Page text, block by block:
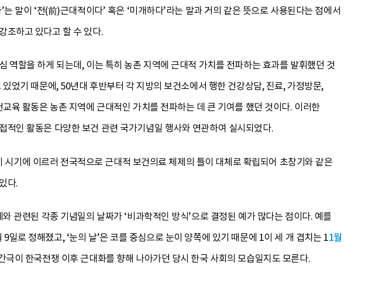
말이 ‘전(前)근대적이다’ 혹은 ‘미개하다’라는 말과 거의 같은 뜻으로 사용된다는 점에서
조하고 있다고 할 수 있다.
역할을 하게 되는데, 이는 특히 농촌 지역에 근대적 가치를 전파하는 효과를 발휘했던 것
었기 때문에, 50년대 후반부터 각 지방의 보건소에서 행한 건강상담, 진료, 가정방문,
육 활동은 농촌 지역에 근대적인 가치를 전파하는 데 큰 기여를 했던 것이다. 이러한
인 활동은 다양한 보건 관련 국가기념일 행사와 연관하여 실시되었다.
기에 이르러 전국적으로 근대적 보건의료 체제의 틀이 대체로 확립되어 초창기와 같은
다.
관련된 각종 기념일의 날짜가 ‘비과학적인 방식’으로 결정된 예가 많다는 점이다. 예를
일로 정해졌고, ‘눈의 날’은 코를 중심으로 눈이 양쪽에 있기 때문에 1이 세 개 겹치는 11월
이 한국전쟁 이후 근대화를 향해 나아가던 당시 한국 사회의 모습일지도 모른다.